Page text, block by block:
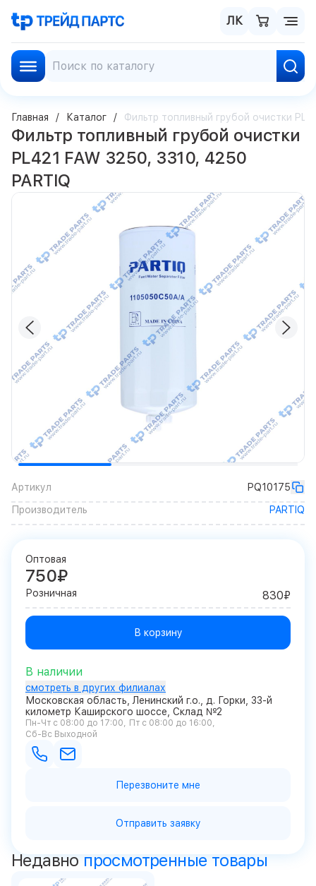
ЛК
Главная Каталог Фильтр топливный грубой очистки
Фильтр топливный грубой очистки
PL421 FAW 3250, 3310, 4250
PARTIQ
Артикул
PQ10175
Производитель
PARTIQ
Оптовая
750₽
Розничная 830₽
В корзину
В наличии
смотреть в других филиалах
Московская область, Ленинский г.о., д. Горки, 33-й
километр Каширского шоссе, Склад №2
Пн-Чт с 08:00 до 17:00
Пт с 08:00 до 16:00
Сб-Вс Выходной
Перезвоните мне
Отправить заявку
Недавно просмотренные товары